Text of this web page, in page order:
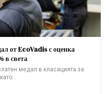
от EcoVadis с оценка
в света
медал в класацията за